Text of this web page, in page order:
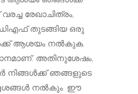
രേഖാചിത്രം,
തുടങ്ങിയ ഒരു
ആശയം നൽകുക.
അതിനുശേഷം,
ഞങ്ങളുടെ
നൽകും. ഈ